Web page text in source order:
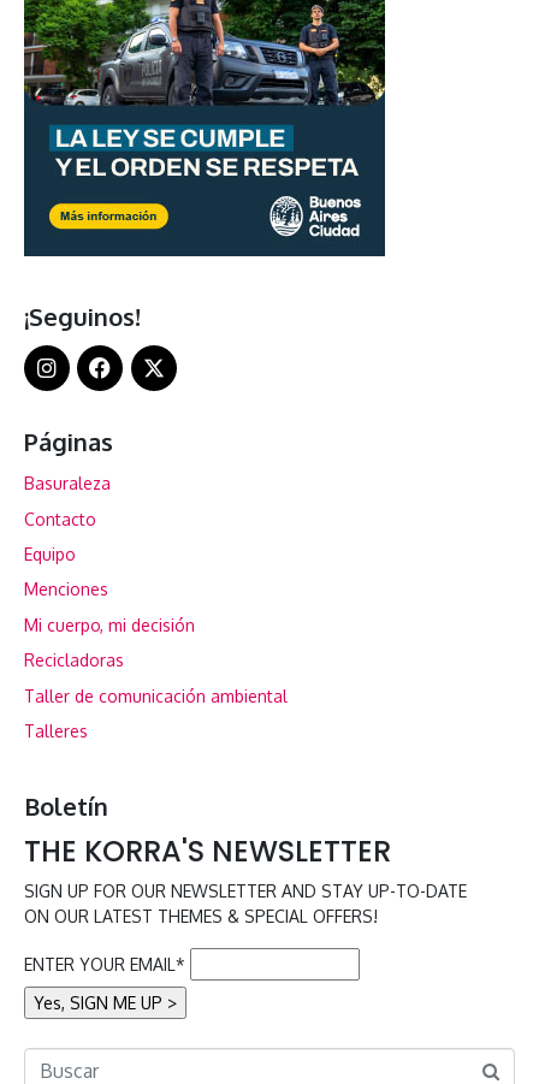
¡Seguinos!
Páginas
Basuraleza
Contacto
Equipo
Menciones
Mi cuerpo, mi decisión
Recicladoras
Taller de comunicación ambiental
Talleres
Boletín
THE KORRA'S NEWSLETTER
SIGN UP FOR OUR NEWSLETTER AND STAY UP-TO-DATE
ON OUR LATEST THEMES & SPECIAL OFFERS!
ENTER YOUR EMAIL*